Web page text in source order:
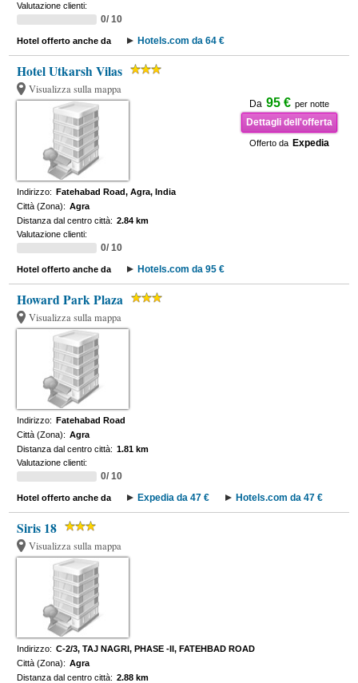
Valutazione clienti:
0/ 10
Hotel offerto anche da Hotels.com da 64 €
Hotel Utkarsh Vilas
Visualizza sulla mappa
Da 95 € per notte
Dettagli dell'offerta
Offerto da Expedia
Indirizzo: Fatehabad Road, Agra, India
Città (Zona): Agra
Distanza dal centro città: 2.84 km
Valutazione clienti:
0/ 10
Hotel offerto anche da Hotels.com da 95 €
Howard Park Plaza
Visualizza sulla mappa
Indirizzo: Fatehabad Road
Città (Zona): Agra
Distanza dal centro città: 1.81 km
Valutazione clienti:
0/ 10
Hotel offerto anche da Expedia da 47 € Hotels.com da 47 €
Siris 18
Visualizza sulla mappa
Indirizzo: C-2/3, TAJ NAGRI, PHASE -II, FATEHBAD ROAD
Città (Zona): Agra
Distanza dal centro città: 2.88 km